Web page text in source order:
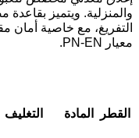
والمنزلية. ويتميز
التفريغ، مع خاصية أمان
معيار PN-EN.
القطر المادة التغليف